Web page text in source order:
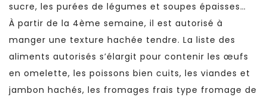
sucre, les purées de légumes et soupes épaisses…
À partir de la 4ème semaine, il est autorisé à
manger une texture hachée tendre. La liste des
aliments autorisés s’élargit pour contenir les œufs
en omelette, les poissons bien cuits, les viandes et
jambon hachés, les fromages frais type fromage de